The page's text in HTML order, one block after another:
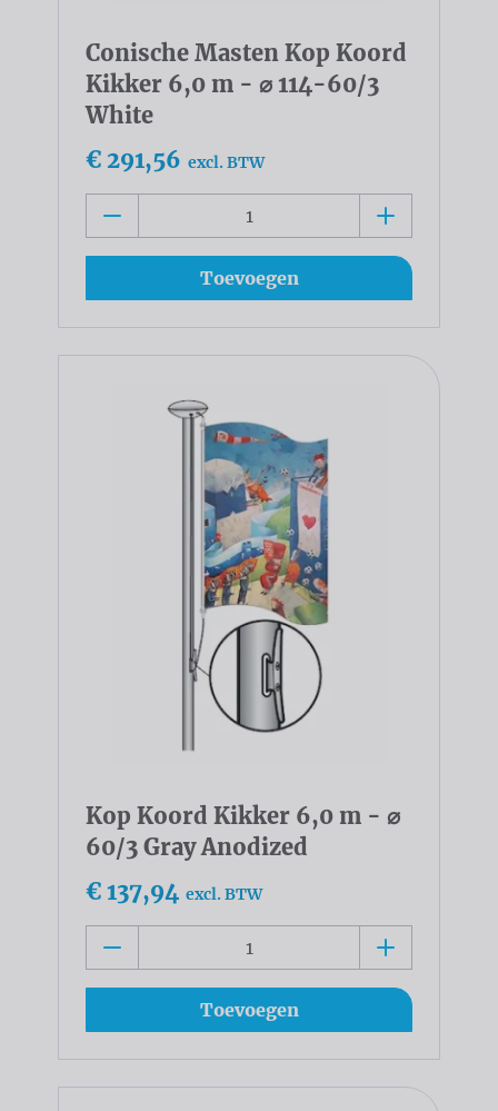
Conische Masten Kop Koord
Kikker 6,0 m - ⌀ 114-60/3
White
€ 291,56 excl. BTW
Toevoegen
Kop Koord Kikker 6,0 m - ⌀
60/3 Gray Anodized
€ 137,94 excl. BTW
Toevoegen